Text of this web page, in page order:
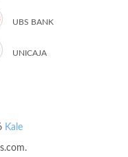
UBS BANK
UNICAJA
Kale